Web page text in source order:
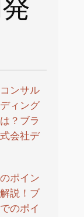
ンサル
ィング
？ブラ
会社デ
ポイン
説！ブ
のポイ